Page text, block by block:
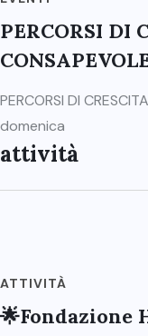
PERCORSI DI
PERCORSI DI
domenica
attività
ATTIVITÀ
🌟Fondazione